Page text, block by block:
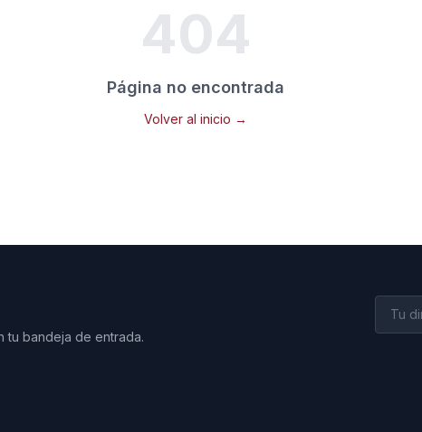
404
Página no encontrada
Volver al inicio →
tu bandeja de entrada.